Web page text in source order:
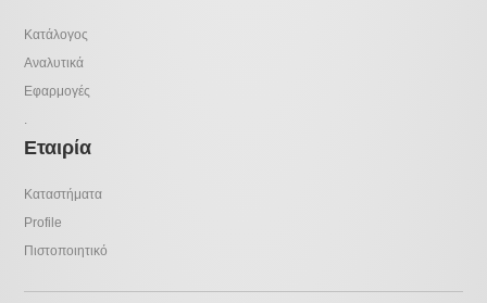
Κατάλογος
Αναλυτικά
Εφαρμογές
.
Εταιρία
Καταστήματα
Profile
Πιστοποιητικό